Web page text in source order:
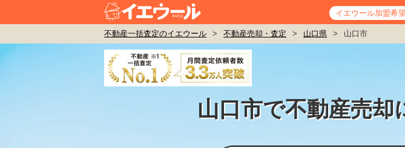
イエウール加盟希
不動産一括査定のイエウール > 不動産売却・査定 > 山口県 > 山口市
山口市で不動産売